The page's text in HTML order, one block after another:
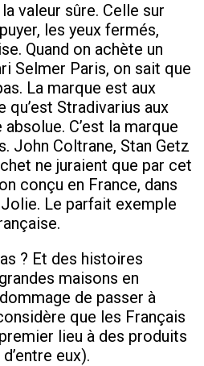
valeur sûre. Celle sur
les yeux fermés,
Quand on achète un
Selmer Paris, on sait que
La marque est aux
qu’est Stradivarius aux
C’est la marque
John Coltrane, Stan Getz
ne juraient que par cet
conçu en France, dans
Le parfait exemple
? Et des histoires
maisons en
de passer à
que les Français
lieu à des produits
eux).